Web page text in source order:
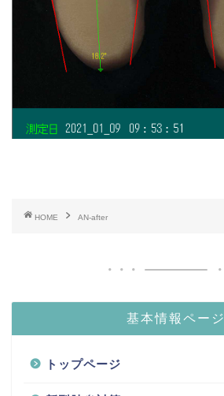
HOME AN-after
基本情報ページ
トップページ